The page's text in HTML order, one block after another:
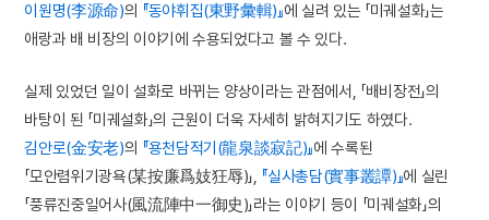
이원명(李源命)의 『동야휘집(東野彙輯)』에 실려 있는 「미궤설화」는
애랑과 배 비장의 이야기에 수용되었다고 볼 수 있다.
실제 있었던 일이 설화로 바뀌는 양상이라는 관점에서, 「배비장전」의
바탕이 된 「미궤설화」의 근원이 더욱 자세히 밝혀지기도 하였다.
김안로(金安老)의 『용천담적기(龍泉談寂記)』에 수록된
「모안렴위기광욕(某按廉爲妓狂辱)」, 『실사총담(實事叢譚)』에 실린
「풍류진중일어사(風流陣中一御史)」라는 이야기 등이 「미궤설화」의